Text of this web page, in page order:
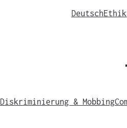
DeutschEthik
Diskriminierung & Mobbing